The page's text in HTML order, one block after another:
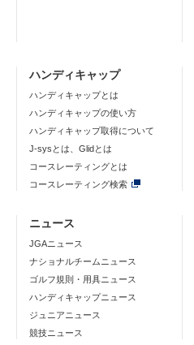
ハンディキャップ
ハンディキャップとは
ハンディキャップの使い方
ハンディキャップ取得について
J-sysとは、Glidとは
コースレーティングとは
コースレーティング検索
ニュース
JGAニュース
ナショナルチームニュース
ゴルフ規則・用具ニュース
ハンディキャップニュース
ジュニアニュース
競技ニュース